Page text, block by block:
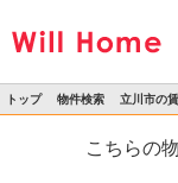
トップ 物件検索 立川市の
こちらの